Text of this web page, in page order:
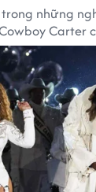
những
Carter